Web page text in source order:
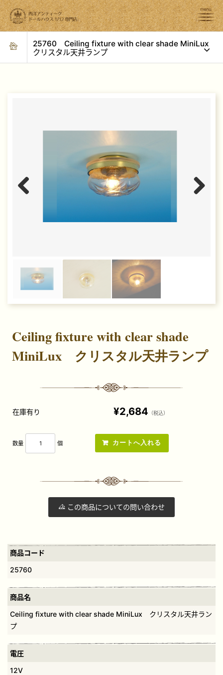
25760 Ceiling fixture with clear shade MiniLux
クリスタル天井ランプ
Previous
Ceiling fixture with clear shade
MiniLux クリスタル天井ランプ
在庫有り ¥2,684 （税込）
数量 個
この商品についての問い合わせ
商品コード
25760
商品名
Ceiling fixture with clear shade MiniLux クリスタル天井ラン
プ
電圧
12V